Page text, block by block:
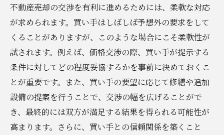
不動産売却の交渉を有利に進めるためには、柔軟な対応
が求められます。買い手はしばしば予想外の要求をして
くることがありますが、このような場合にこそ柔軟性が
試されます。例えば、価格交渉の際、買い手が提示する
条件に対してどの程度妥協するかを事前に決めておくこ
とが重要です。また、買い手の要望に応じて修繕や追加
設備の提案を行うことで、交渉の幅を広げることがで
き、最終的には双方が満足する結果を得られる可能性が
高まります。さらに、買い手との信頼関係を築くこと